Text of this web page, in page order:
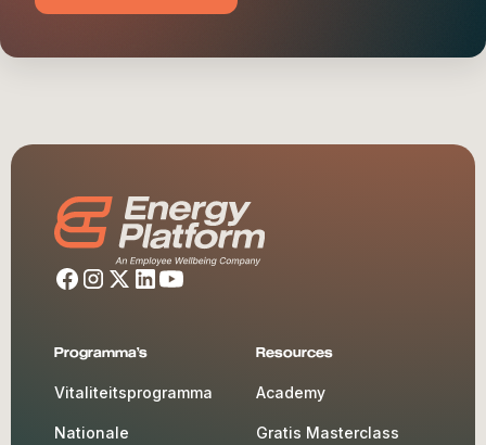
Programma's
Vitaliteitsprogramma
Nationale
Resources
Academy
Gratis Masterclass